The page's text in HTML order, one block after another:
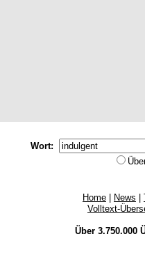
Wort:
Home News
Volltext-
Über 3.750.000